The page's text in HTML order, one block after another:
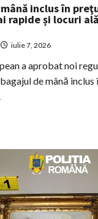
inclus în
rapide și locuri
iulie 7, 2026
a aprobat noi
de mână inclus